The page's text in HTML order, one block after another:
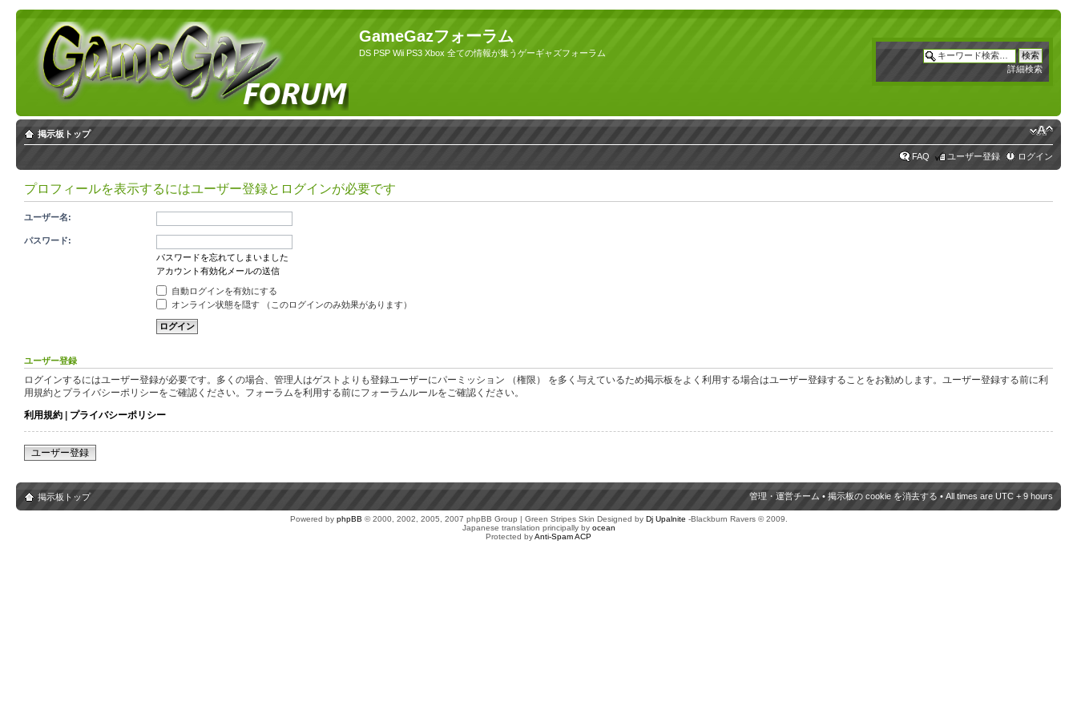
GameGazフォーラム
DS PSP Wii PS3 Xbox 全ての情報が集うゲーギャズフォーラム
詳細検索
掲示板トップ
FAQ ユーザー登録 ログイン
プロフィールを表示するにはユーザー登録とログインが必要です
ユーザー名:
パスワード:
パスワードを忘れてしまいました
アカウント有効化メールの送信
自動ログインを有効にする
オンライン状態を隠す （このログインのみ効果があります）
ユーザー登録
ログインするにはユーザー登録が必要です。多くの場合、管理人はゲストよりも登録ユーザーにパーミッション （権限） を多く与えているため掲示板をよく利用する場合はユーザー登録することをお勧めします。ユーザー登録する前に利
用規約とプライバシーポリシーをご確認ください。フォーラムを利用する前にフォーラムルールをご確認ください。
利用規約 | プライバシーポリシー
ユーザー登録
掲示板トップ 管理・運営チーム • 掲示板の cookie を消去する • All times are UTC + 9 hours
Powered by phpBB © 2000, 2002, 2005, 2007 phpBB Group | Green Stripes Skin Designed by Dj Upalnite -Blackburn Ravers © 2009.
Japanese translation principally by ocean
Protected byAnti-Spam ACP